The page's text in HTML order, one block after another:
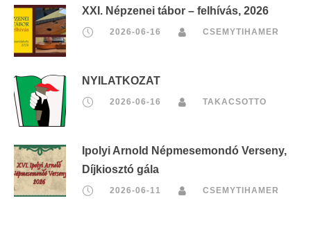
XXI. Népzenei tábor – felhívás, 2026
2026-06-16 CSEMYTIHAMER
NYILATKOZAT
2026-06-16 TAKACSOTTO
Ipolyi Arnold Népmesemondó Verseny,
Díjkiosztó gála
2026-06-11 CSEMYTIHAMER